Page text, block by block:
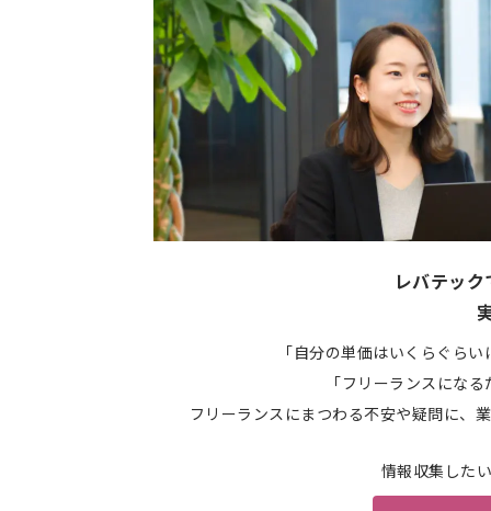
レバテッ
「自分の単価はいくらぐら
「フリーランスにな
フリーランスにまつわる不安や疑問に、
情報収集した